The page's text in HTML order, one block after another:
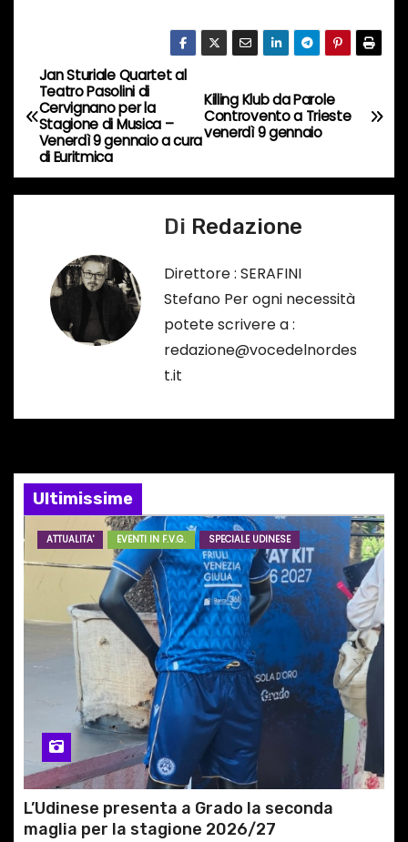
r
s
o
…
N
a
v
i
n
e
a
r
i
c
i
Killing Klub da Parole
Controvento a Trieste
venerdì 9 gennaio
Jan Sturiale Quartet al
Teatro Pasolini di
Cervignano per la
Stagione di Musica –
Venerdì 9 gennaio a cura
di Euritmica
Di Redazione
Direttore : SERAFINI
Stefano Per ogni necessità
potete scrivere a :
redazione@vocedelnordes
t.it
Ultimissime
ATTUALITA' EVENTI IN F.V.G. SPECIALE UDINESE
L’Udinese presenta a Grado la seconda
maglia per la stagione 2026/27